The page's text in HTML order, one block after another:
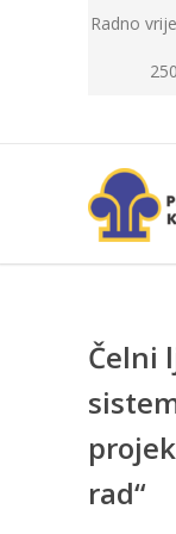
Radno
Čelni
rad“